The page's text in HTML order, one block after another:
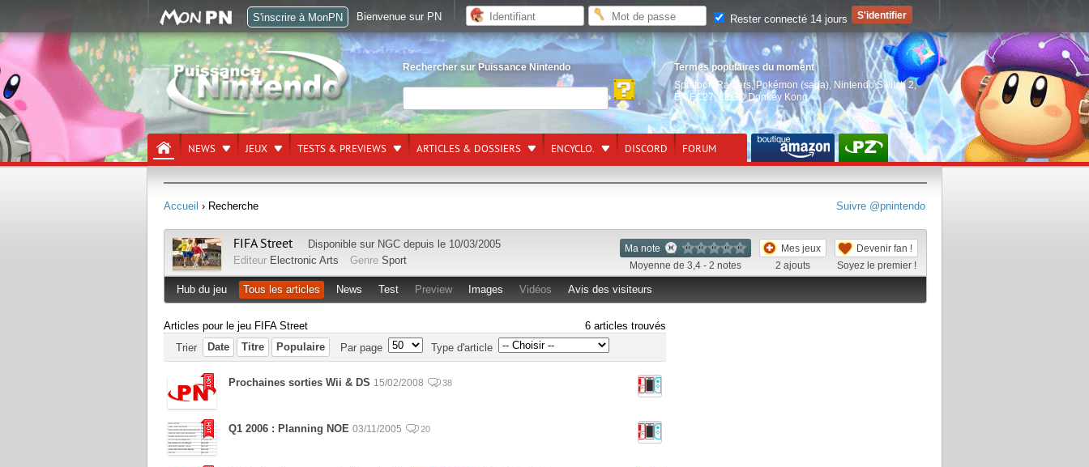
Rechercher sur Puissance Nintendo
Termes populaires du moment
Splatoon Raiders, Pokémon (saga) Nintendo Switch 2,
EA FC27,LEGO Donkey Kong
NEWS JEUX TESTS & PREVIEWS ARTICLES & DOSSIERS ENCYCLO. DISCORD FORUM
Suivre @pnintendo
Accueil › Recherche
Ma note
Moyenne de 3,4 - 2 notes
Mes jeux
2 ajouts
Devenir fan !
Soyez le premier !
FIFA Street Disponible sur NGC depuis le 10/03/2005
Editeur Electronic Arts Genre Sport
Hub du jeu Tous les articles News Test Preview Images Vidéos Avis des visiteurs
Articles pour le jeu FIFA Street
6 articles trouvés
Trier
Date Titre Populaire Par page Type d'article
Prochaines sorties Wii & DS 15/02/2008 38
Q1 2006 : Planning NOE 03/11/2005 20
S'inscrire à MonPN Bienvenue sur PN Rester connecté 14 jours